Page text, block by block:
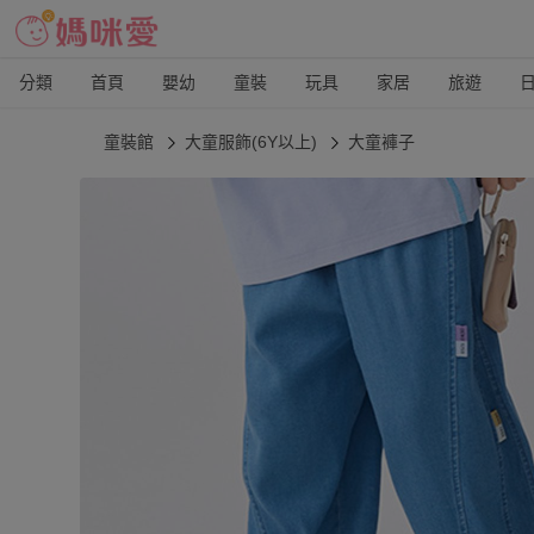
分類 首頁 嬰幼 童裝 玩具 家居 旅遊
童裝館 大童服飾(6Y以上) 大童褲子